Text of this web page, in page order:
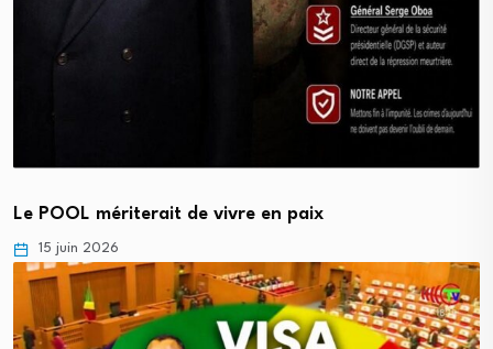
Le POOL mériterait de vivre en paix
15 juin 2026